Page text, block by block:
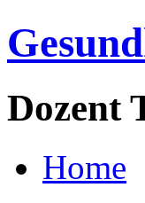
Dozent
Home